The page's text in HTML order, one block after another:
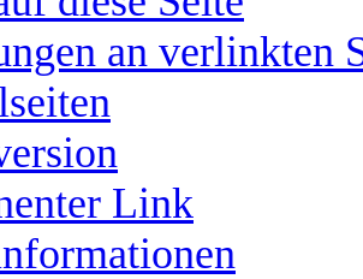
an verlinkten
Link